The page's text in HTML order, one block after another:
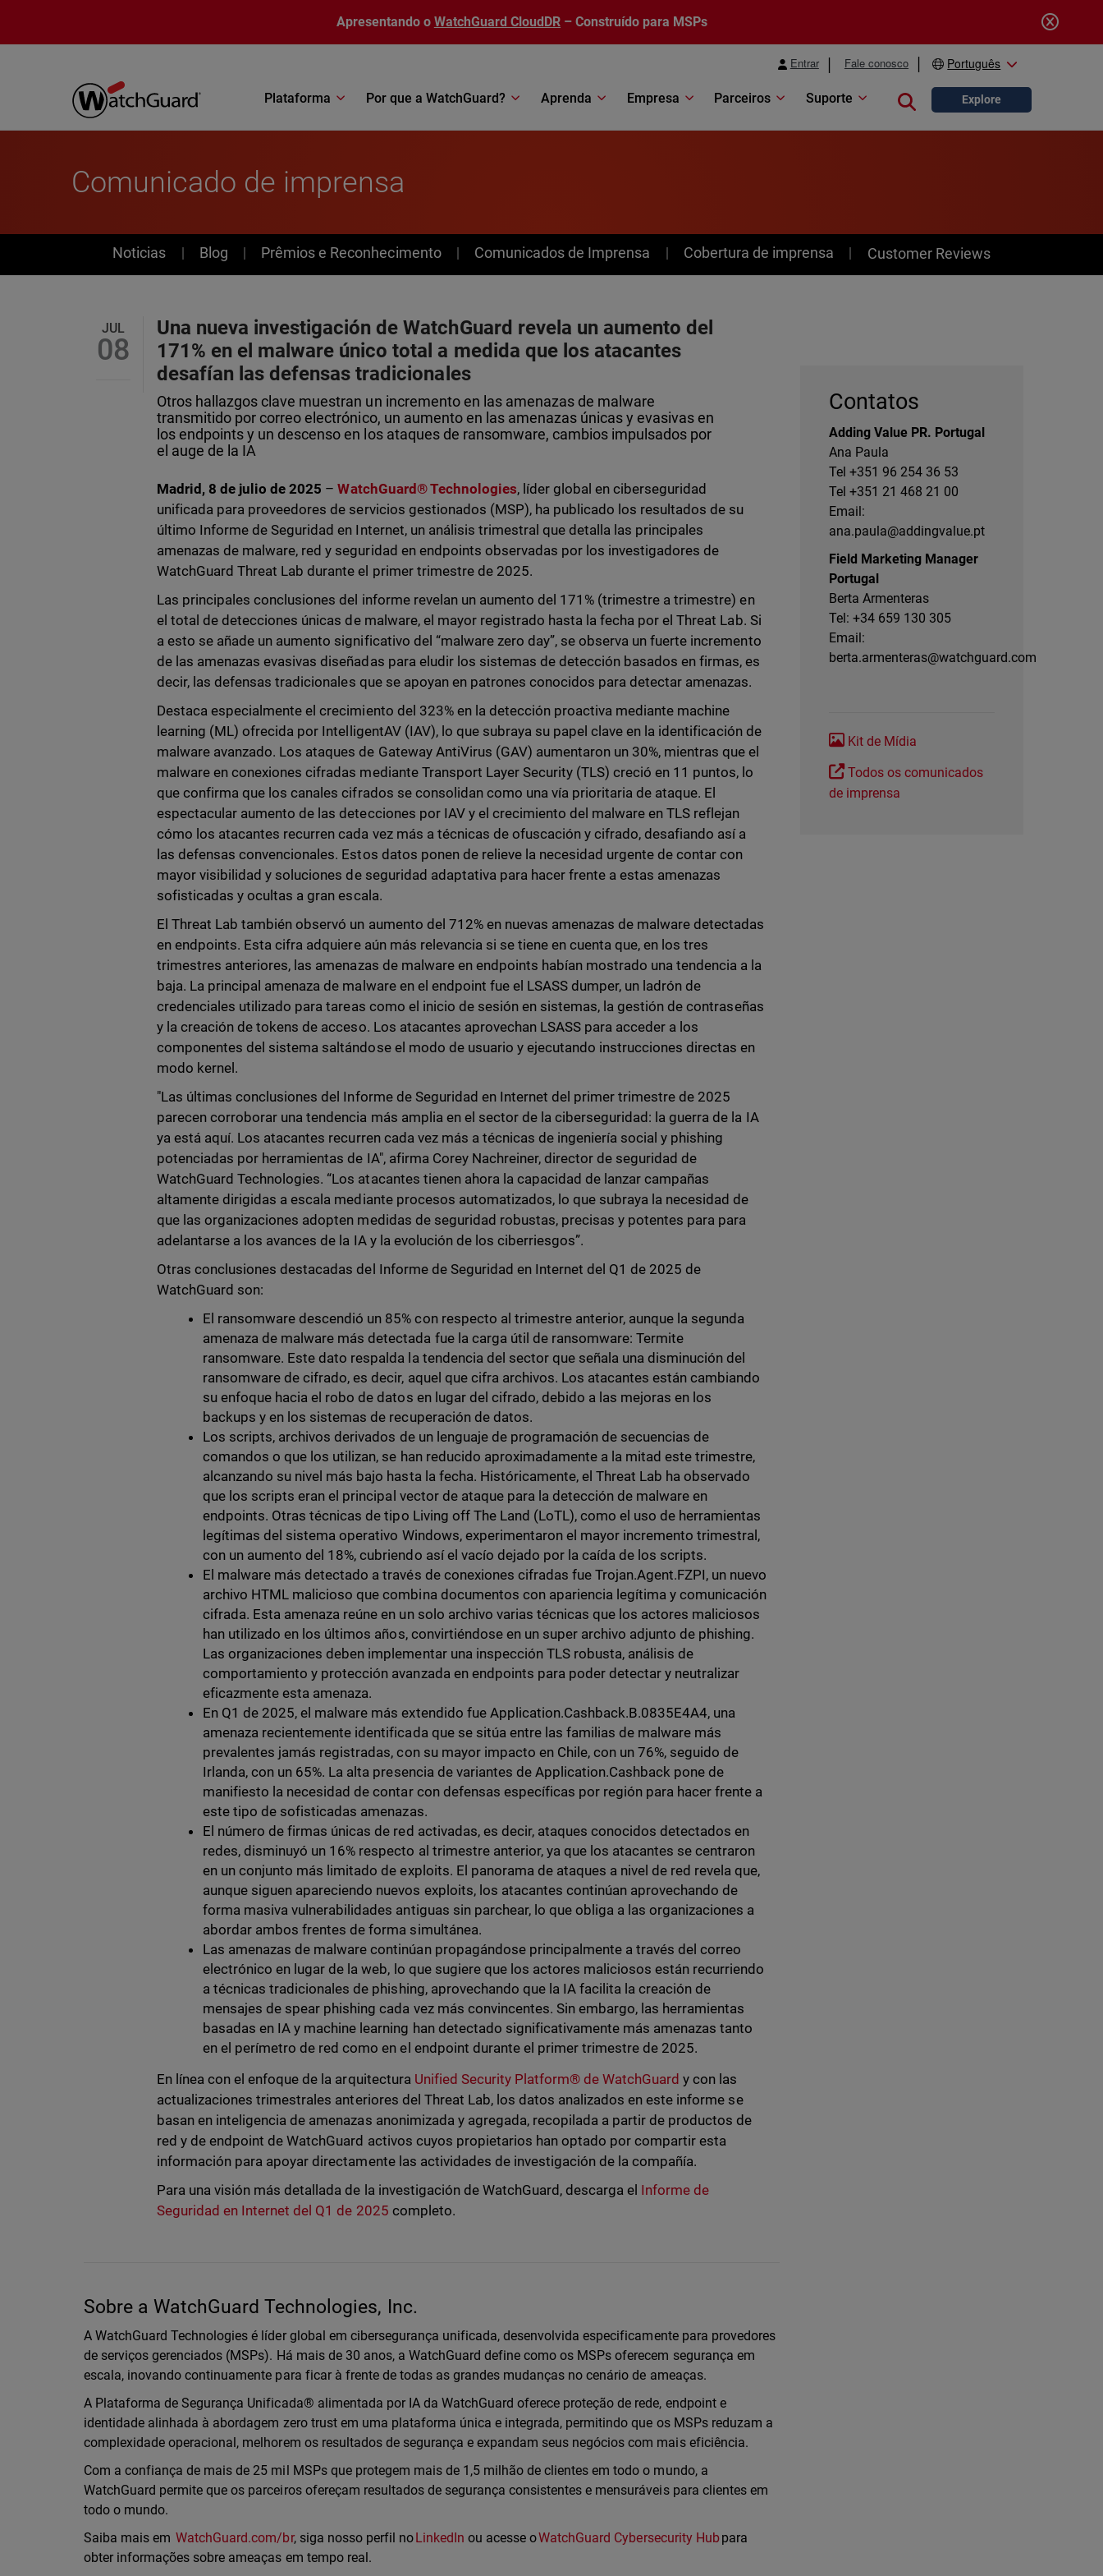
Apresentando o WatchGuard CloudDR – Construído para MSPs
Entrar Fale conosco Português
Plataforma Por que a WatchGuard? Aprenda Empresa Parceiros Suporte Close search
Explore
Comunicado de imprensa
News
Noticias Blog Prêmios e Reconhecimento Comunicados de Imprensa Cobertura de imprensa Customer Reviews
JUL
08
Una nueva investigación de WatchGuard revela un aumento del
171% en el malware único total a medida que los atacantes
desafían las defensas tradicionales
Otros hallazgos clave muestran un incremento en las amenazas de malware
transmitido por correo electrónico, un aumento en las amenazas únicas y evasivas en
los endpoints y un descenso en los ataques de ransomware, cambios impulsados por
el auge de la IA
Madrid, 8 de julio de 2025 –WatchGuard® Technologies, líder global en ciberseguridad
unificada para proveedores de servicios gestionados (MSP), ha publicado los resultados de su
último Informe de Seguridad en Internet, un análisis trimestral que detalla las principales
amenazas de malware, red y seguridad en endpoints observadas por los investigadores de
WatchGuard Threat Lab durante el primer trimestre de 2025.
Las principales conclusiones del informe revelan un aumento del 171% (trimestre a trimestre) en
el total de detecciones únicas de malware, el mayor registrado hasta la fecha por el Threat Lab. Si
a esto se añade un aumento significativo del “malware zero day”, se observa un fuerte incremento
de las amenazas evasivas diseñadas para eludir los sistemas de detección basados en firmas, es
decir, las defensas tradicionales que se apoyan en patrones conocidos para detectar amenazas.
Destaca especialmente el crecimiento del 323% en la detección proactiva mediante machine
learning (ML) ofrecida por IntelligentAV (IAV), lo que subraya su papel clave en la identificación de
malware avanzado. Los ataques de Gateway AntiVirus (GAV) aumentaron un 30%, mientras que el
malware en conexiones cifradas mediante Transport Layer Security (TLS) creció en 11 puntos, lo
que confirma que los canales cifrados se consolidan como una vía prioritaria de ataque. El
espectacular aumento de las detecciones por IAV y el crecimiento del malware en TLS reflejan
cómo los atacantes recurren cada vez más a técnicas de ofuscación y cifrado, desafiando así a
las defensas convencionales. Estos datos ponen de relieve la necesidad urgente de contar con
mayor visibilidad y soluciones de seguridad adaptativa para hacer frente a estas amenazas
sofisticadas y ocultas a gran escala.
El Threat Lab también observó un aumento del 712% en nuevas amenazas de malware detectadas
en endpoints. Esta cifra adquiere aún más relevancia si se tiene en cuenta que, en los tres
trimestres anteriores, las amenazas de malware en endpoints habían mostrado una tendencia a la
baja. La principal amenaza de malware en el endpoint fue el LSASS dumper, un ladrón de
credenciales utilizado para tareas como el inicio de sesión en sistemas, la gestión de contraseñas
y la creación de tokens de acceso. Los atacantes aprovechan LSASS para acceder a los
componentes del sistema saltándose el modo de usuario y ejecutando instrucciones directas en
modo kernel.
"Las últimas conclusiones del Informe de Seguridad en Internet del primer trimestre de 2025
parecen corroborar una tendencia más amplia en el sector de la ciberseguridad: la guerra de la IA
ya está aquí. Los atacantes recurren cada vez más a técnicas de ingeniería social y phishing
potenciadas por herramientas de IA", afirma Corey Nachreiner, director de seguridad de
WatchGuard Technologies. “Los atacantes tienen ahora la capacidad de lanzar campañas
altamente dirigidas a escala mediante procesos automatizados, lo que subraya la necesidad de
que las organizaciones adopten medidas de seguridad robustas, precisas y potentes para para
adelantarse a los avances de la IA y la evolución de los ciberriesgos”.
Otras conclusiones destacadas del Informe de Seguridad en Internet del Q1 de 2025 de
WatchGuard son:
El ransomware descendió un 85% con respecto al trimestre anterior, aunque la segunda
amenaza de malware más detectada fue la carga útil de ransomware: Termite
ransomware. Este dato respalda la tendencia del sector que señala una disminución del
ransomware de cifrado, es decir, aquel que cifra archivos. Los atacantes están cambiando
su enfoque hacia el robo de datos en lugar del cifrado, debido a las mejoras en los
backups y en los sistemas de recuperación de datos.
Los scripts, archivos derivados de un lenguaje de programación de secuencias de
comandos o que los utilizan, se han reducido aproximadamente a la mitad este trimestre,
alcanzando su nivel más bajo hasta la fecha. Históricamente, el Threat Lab ha observado
que los scripts eran el principal vector de ataque para la detección de malware en
endpoints. Otras técnicas de tipo Living off The Land (LoTL), como el uso de herramientas
legítimas del sistema operativo Windows, experimentaron el mayor incremento trimestral,
con un aumento del 18%, cubriendo así el vacío dejado por la caída de los scripts.
El malware más detectado a través de conexiones cifradas fue Trojan.Agent.FZPI, un nuevo
archivo HTML malicioso que combina documentos con apariencia legítima y comunicación
cifrada. Esta amenaza reúne en un solo archivo varias técnicas que los actores maliciosos
han utilizado en los últimos años, convirtiéndose en un super archivo adjunto de phishing.
Las organizaciones deben implementar una inspección TLS robusta, análisis de
comportamiento y protección avanzada en endpoints para poder detectar y neutralizar
eficazmente esta amenaza.
En Q1 de 2025, el malware más extendido fue Application.Cashback.B.0835E4A4, una
amenaza recientemente identificada que se sitúa entre las familias de malware más
prevalentes jamás registradas, con su mayor impacto en Chile, con un 76%, seguido de
Irlanda, con un 65%. La alta presencia de variantes de Application.Cashback pone de
manifiesto la necesidad de contar con defensas específicas por región para hacer frente a
este tipo de sofisticadas amenazas.
El número de firmas únicas de red activadas, es decir, ataques conocidos detectados en
redes, disminuyó un 16% respecto al trimestre anterior, ya que los atacantes se centraron
en un conjunto más limitado de exploits. El panorama de ataques a nivel de red revela que,
aunque siguen apareciendo nuevos exploits, los atacantes continúan aprovechando de
forma masiva vulnerabilidades antiguas sin parchear, lo que obliga a las organizaciones a
abordar ambos frentes de forma simultánea.
Las amenazas de malware continúan propagándose principalmente a través del correo
electrónico en lugar de la web, lo que sugiere que los actores maliciosos están recurriendo
a técnicas tradicionales de phishing, aprovechando que la IA facilita la creación de
mensajes de spear phishing cada vez más convincentes. Sin embargo, las herramientas
basadas en IA y machine learning han detectado significativamente más amenazas tanto
en el perímetro de red como en el endpoint durante el primer trimestre de 2025.
En línea con el enfoque de la arquitectura Unified Security Platform® de WatchGuard y con las
actualizaciones trimestrales anteriores del Threat Lab, los datos analizados en este informe se
basan en inteligencia de amenazas anonimizada y agregada, recopilada a partir de productos de
red y de endpoint de WatchGuard activos cuyos propietarios han optado por compartir esta
información para apoyar directamente las actividades de investigación de la compañía.
Para una visión más detallada de la investigación de WatchGuard, descarga el Informe de
Seguridad en Internet del Q1 de 2025 completo.
Sobre a WatchGuard Technologies, Inc.
A WatchGuard Technologies é líder global em cibersegurança unificada, desenvolvida especificamente para provedores
de serviços gerenciados (MSPs). Há mais de 30 anos, a WatchGuard define como os MSPs oferecem segurança em
escala, inovando continuamente para ficar à frente de todas as grandes mudanças no cenário de ameaças.
A Plataforma de Segurança Unificada® alimentada por IA da WatchGuard oferece proteção de rede, endpoint e
identidade alinhada à abordagem zero trust em uma plataforma única e integrada, permitindo que os MSPs reduzam a
complexidade operacional, melhorem os resultados de segurança e expandam seus negócios com mais eficiência.
Com a confiança de mais de 25 mil MSPs que protegem mais de 1,5 milhão de clientes em todo o mundo, a
WatchGuard permite que os parceiros ofereçam resultados de segurança consistentes e mensuráveis para clientes em
todo o mundo.
Saiba mais emWatchGuard.com/br, siga nosso perfil noLinkedIn ou acesse oWatchGuard Cybersecurity Hubpara
obter informações sobre ameaças em tempo real.
Contatos
Adding Value PR. Portugal
Ana Paula
Tel +351 96 254 36 53
Tel +351 21 468 21 00
Email:
ana.paula@addingvalue.pt
Field Marketing Manager
Portugal
Berta Armenteras
Tel: +34 659 130 305
Email:
berta.armenteras@watchguard.com
Kit de Mídia
Todos os comunicados
de imprensa